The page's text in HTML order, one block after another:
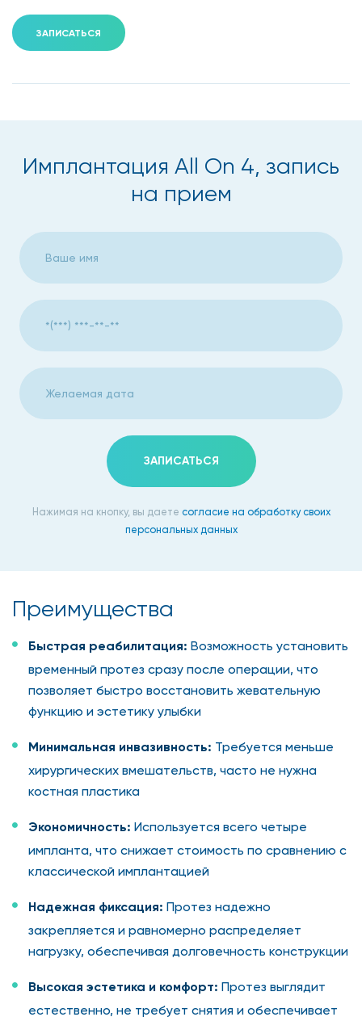
ЗАПИСАТЬСЯ
Имплантация All On 4, запись
на прием
ЗАПИСАТЬСЯ
Нажимая на кнопку, вы даете согласие на обработку своих
персональных данных
Преимущества
Быстрая реабилитация: Возможность установить
временный протез сразу после операции, что
позволяет быстро восстановить жевательную
функцию и эстетику улыбки
Минимальная инвазивность: Требуется меньше
хирургических вмешательств, часто не нужна
костная пластика
Экономичность: Используется всего четыре
импланта, что снижает стоимость по сравнению с
классической имплантацией
Надежная фиксация: Протез надежно
закрепляется и равномерно распределяет
нагрузку, обеспечивая долговечность конструкции
Высокая эстетика и комфорт: Протез выглядит
естественно, не требует снятия и обеспечивает